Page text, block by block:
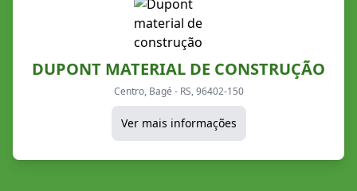
DUPONT MATERIAL DE CONSTRUÇÃO
Centro, Bagé - RS, 96402-150
Ver mais informações